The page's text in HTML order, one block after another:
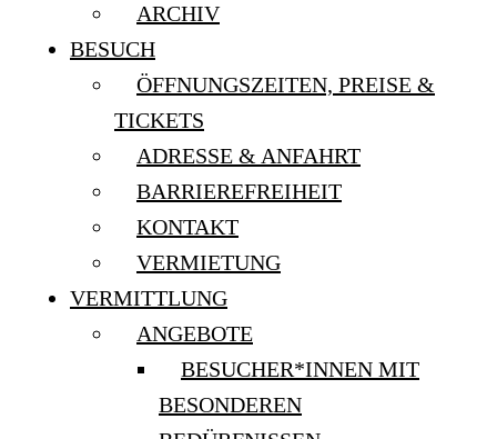
ARCHIV
BESUCH
ÖFFNUNGSZEITEN, PREISE &
TICKETS
ADRESSE & ANFAHRT
BARRIEREFREIHEIT
KONTAKT
VERMIETUNG
VERMITTLUNG
ANGEBOTE
BESUCHER*INNEN MIT
BESONDEREN